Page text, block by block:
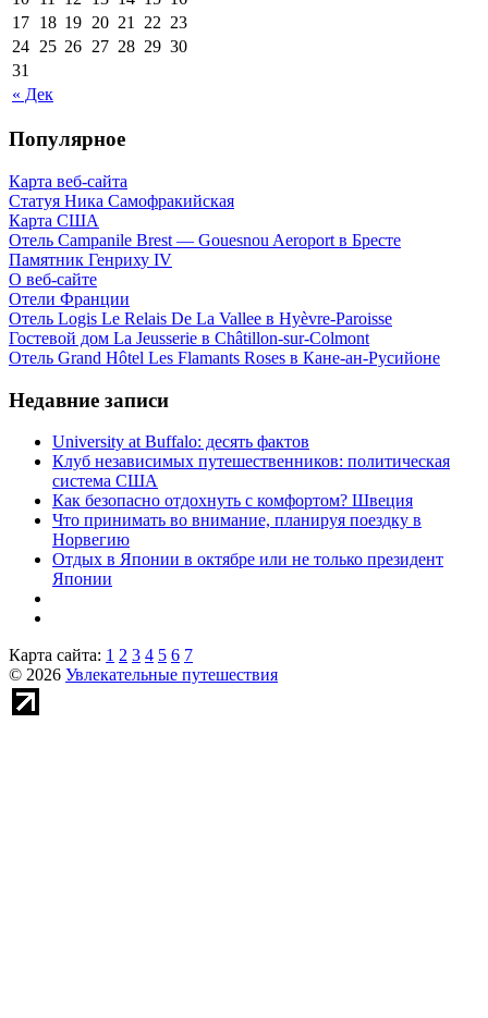
« Дек
17 18 19 20 21 22 23
24 25 26 27 28 29 30
31
Популярное
Карта веб-сайта
Статуя Ника Самофракийская
Карта США
Отель Campanile Brest — Gouesnou Aeroport в Бресте
Памятник Генриху IV
О веб-сайте
Отели Франции
Отель Logis Le Relais De La Vallee в Hyèvre-Paroisse
Гостевой дом La Jeusserie в Châtillon-sur-Colmont
Отель Grand Hôtel Les Flamants Roses в Кане-ан-Русийоне
Недавние записи
University at Buffalo: десять фактов
Клуб независимых путешественников: политическая
система США
Как безопасно отдохнуть с комфортом? Швеция
Что принимать во внимание, планируя поездку в
Норвегию
Отдых в Японии в октябре или не только президент
Японии
Карта сайта: 1 2 3 4 5 6 7
© 2026 Увлекательные путешествия